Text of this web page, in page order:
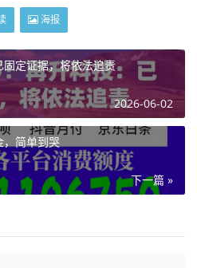
海报
定证据，将依法追责
2026-06-02
，简单到哭
下一篇 »